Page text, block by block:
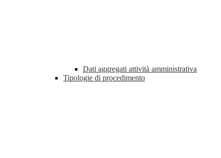
Dati aggregati attività amministrativa
Tipologie di procedimento